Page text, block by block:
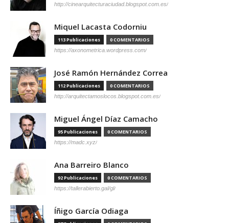
http://cinearquitecturaciudad.blogspot.com.es/
Miquel Lacasta Codorniu
113 Publicaciones 0 COMENTARIOS
https://axonometrica.wordpress.com/
José Ramón Hernández Correa
112 Publicaciones 0 COMENTARIOS
http://arquitectamoslocos.blogspot.com.es/
Miguel Ángel Díaz Camacho
95 Publicaciones 0 COMENTARIOS
https://madc.xyz/
Ana Barreiro Blanco
92 Publicaciones 0 COMENTARIOS
https://tallerabierto.gal/gl/
Íñigo García Odiaga